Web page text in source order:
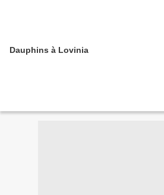
Dauphins à Lovinia